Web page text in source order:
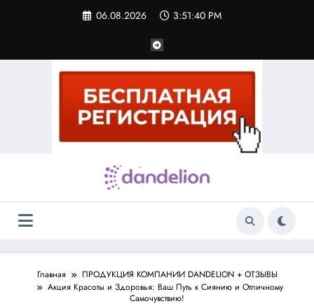
06.08.2026 3:51:41 PM
Главная
ПРОДУКЦИЯ КОМПАНИИ DANDELION + ОТЗЫВЫ
Акция Красоты и Здоровья: Ваш Путь к Сиянию и Отличному
Самочувствию!